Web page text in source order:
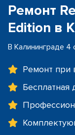
Ремонт
Edition в
В Калининграде 4
Ремонт при
Бесплатная